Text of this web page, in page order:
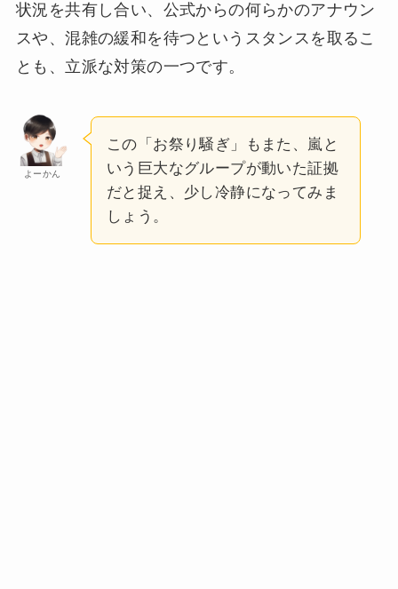
状況を共有し合い、公式からの何らかのアナウン
スや、混雑の緩和を待つというスタンスを取るこ
とも、立派な対策の一つです。
よーかん
この「お祭り騒ぎ」もまた、嵐と
いう巨大なグループが動いた証拠
だと捉え、少し冷静になってみま
しょう。